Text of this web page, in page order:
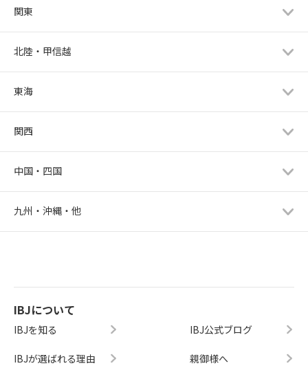
関東
北陸・甲信越
東海
関西
中国・四国
九州・沖縄・他
IBJについて
IBJを知る
IBJが選ばれる理由
IBJ公式ブログ
親御様へ